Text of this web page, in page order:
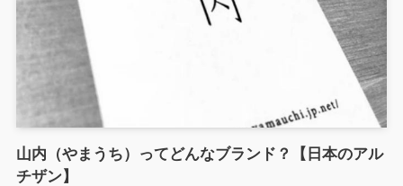
山内（やまうち）ってどんなブランド？【日本のアル
チザン】